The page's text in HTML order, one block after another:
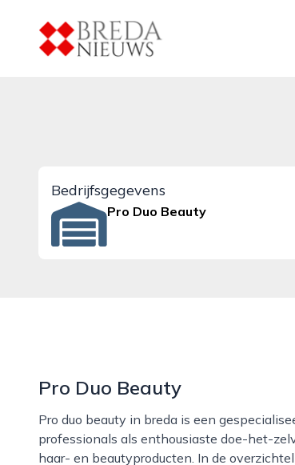
breda-nieuws.nl
Bedrijfsgegevens
Pro Duo Beauty
Pro Duo Beauty
Pro duo beauty in breda is een gespecialiseerde kappers- en schoonheidsgroothandel waar zowel
professionals als enthousiaste doe-het-
haar- en beautyproducten. In de